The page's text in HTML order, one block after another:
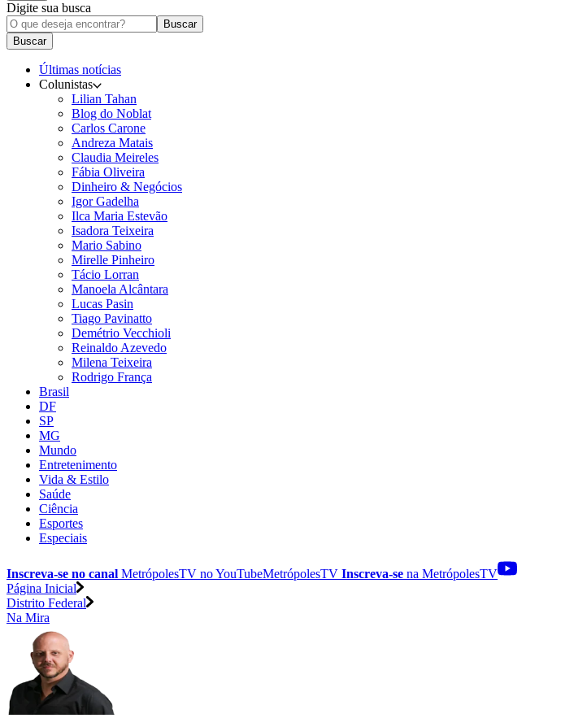
Digite sua busca
Buscar
Buscar
Últimas notícias
Colunistas
Lilian Tahan
Blog do Noblat
Carlos Carone
Andreza Matais
Claudia Meireles
Fábia Oliveira
Dinheiro & Negócios
Igor Gadelha
Ilca Maria Estevão
Isadora Teixeira
Mario Sabino
Mirelle Pinheiro
Tácio Lorran
Manoela Alcântara
Lucas Pasin
Tiago Pavinatto
Demétrio Vecchioli
Reinaldo Azevedo
Milena Teixeira
Rodrigo França
Brasil
DF
SP
MG
Mundo
Entretenimento
Vida & Estilo
Saúde
Ciência
Esportes
Especiais
Inscreva-se no canal MetrópolesTV noYouTubeMetrópolesTV Inscreva-se na MetrópolesTV
Página Inicial
Distrito Federal
Na Mira